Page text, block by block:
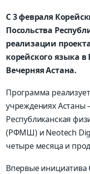
С 3 февраля
Посольства
реализации
корейского языка в
Вечерняя Астана.
Программа
учреждениях Астаны
Республиканская
(РФМШ) и Neotech
четыре месяца и
Впервые